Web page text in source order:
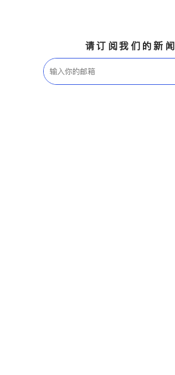
请订阅我们的新闻